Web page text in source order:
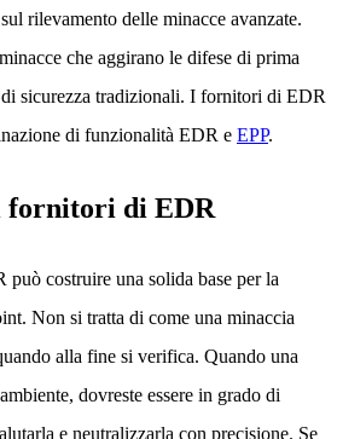
rilevamento delle minacce avanzate.
che aggirano le difese di prima
sicurezza tradizionali. I fornitori di EDR
di funzionalità EDR e EPP.
fornitori di EDR
costruire una solida base per la
Non si tratta di come una minaccia
alla fine si verifica. Quando una
dovreste essere in grado di
e neutralizzarla con precisione. Se